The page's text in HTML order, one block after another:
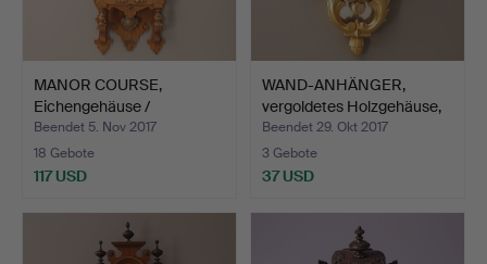
MANOR COURSE,
Eichengehäuse /
Eichenfurnie…
Beendet 5. Nov 2017
18 Gebote
117 USD
WAND-ANHÄNGER,
vergoldetes Holzgehäuse,
19…
Beendet 29. Okt 2017
3 Gebote
37 USD